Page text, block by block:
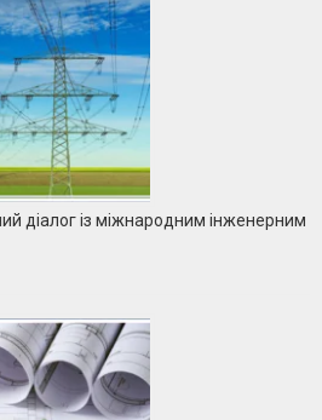
діалог із міжнародним інженерним